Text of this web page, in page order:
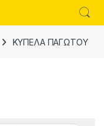
ΚΥΠΕΛΑ ΠΑΓΩΤΟΥ